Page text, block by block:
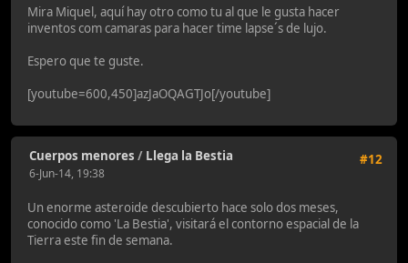
Mira Miquel, aquí hay otro como tu al que le gusta hacer
inventos com camaras para hacer time lapse´s de lujo.
Espero que te guste.
[youtube=600,450]azJaOQAGTJo[/youtube]
#12
Cuerpos menores / Llega la Bestia
6-Jun-14, 19:38
Un enorme asteroide descubierto hace solo dos meses,
conocido como 'La Bestia', visitará el contorno espacial de la
Tierra este fin de semana.